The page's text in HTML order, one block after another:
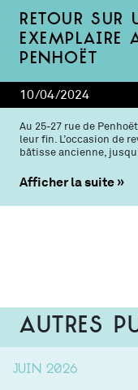
Retour sur
exemplaire
Penhoët
10/04/2024
Au 25-27 rue de
leur fin. L’occasion de
bâtisse ancienne,
Afficher la suite
Autres
juin 2026